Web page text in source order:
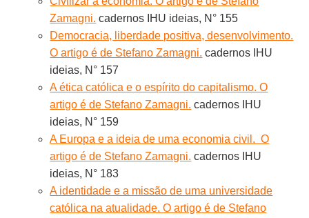
Zamagni. cadernos IHU ideias, N° 155
Democracia, liberdade positiva, desenvolvimento.
O artigo é de Stefano Zamagni. cadernos IHU
ideias, N° 157
A ética católica e o espírito do capitalismo. O
artigo é de Stefano Zamagni. cadernos IHU
ideias, N° 159
A Europa e a ideia de uma economia civil. O
artigo é de Stefano Zamagni. cadernos IHU
ideias, N° 183
A identidade e a missão de uma universidade
católica na atualidade. O artigo é de Stefano